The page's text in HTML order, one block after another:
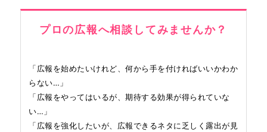
プロの広報へ相談してみませんか？
「広報を始めたいけれど、何から手を付ければいいかわか
らない…」
「広報をやってはいるが、期待する効果が得られていな
い…」
「広報を強化したいが、広報できるネタに乏しく露出が見